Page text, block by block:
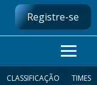
Registre-se
CLASSIFICAÇÃO TIMES